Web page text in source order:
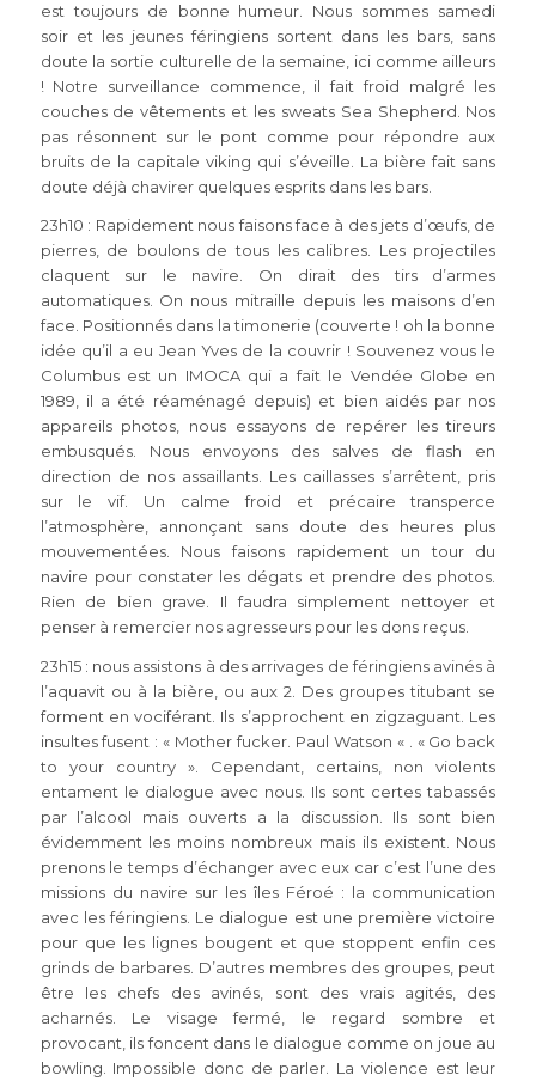
est toujours de bonne humeur. Nous sommes samedi
soir et les jeunes féringiens sortent dans les bars, sans
doute la sortie culturelle de la semaine, ici comme ailleurs
! Notre surveillance commence, il fait froid malgré les
couches de vêtements et les sweats Sea Shepherd. Nos
pas résonnent sur le pont comme pour répondre aux
bruits de la capitale viking qui s’éveille. La bière fait sans
doute déjà chavirer quelques esprits dans les bars.
23h10 : Rapidement nous faisons face à des jets d’œufs, de
pierres, de boulons de tous les calibres. Les projectiles
claquent sur le navire. On dirait des tirs d’armes
automatiques. On nous mitraille depuis les maisons d’en
face. Positionnés dans la timonerie (couverte ! oh la bonne
idée qu’il a eu Jean Yves de la couvrir ! Souvenez vous le
Columbus est un IMOCA qui a fait le Vendée Globe en
1989, il a été réaménagé depuis) et bien aidés par nos
appareils photos, nous essayons de repérer les tireurs
embusqués. Nous envoyons des salves de flash en
direction de nos assaillants. Les caillasses s’arrêtent, pris
sur le vif. Un calme froid et précaire transperce
l’atmosphère, annonçant sans doute des heures plus
mouvementées. Nous faisons rapidement un tour du
navire pour constater les dégats et prendre des photos.
Rien de bien grave. Il faudra simplement nettoyer et
penser à remercier nos agresseurs pour les dons reçus.
23h15 : nous assistons à des arrivages de féringiens avinés à
l’aquavit ou à la bière, ou aux 2. Des groupes titubant se
forment en vociférant. Ils s’approchent en zigzaguant. Les
insultes fusent : « Mother fucker. Paul Watson « . « Go back
to your country ». Cependant, certains, non violents
entament le dialogue avec nous. Ils sont certes tabassés
par l’alcool mais ouverts a la discussion. Ils sont bien
évidemment les moins nombreux mais ils existent. Nous
prenons le temps d’échanger avec eux car c’est l’une des
missions du navire sur les îles Féroé : la communication
avec les féringiens. Le dialogue est une première victoire
pour que les lignes bougent et que stoppent enfin ces
grinds de barbares. D’autres membres des groupes, peut
être les chefs des avinés, sont des vrais agités, des
acharnés. Le visage fermé, le regard sombre et
provocant, ils foncent dans le dialogue comme on joue au
bowling. Impossible donc de parler. La violence est leur